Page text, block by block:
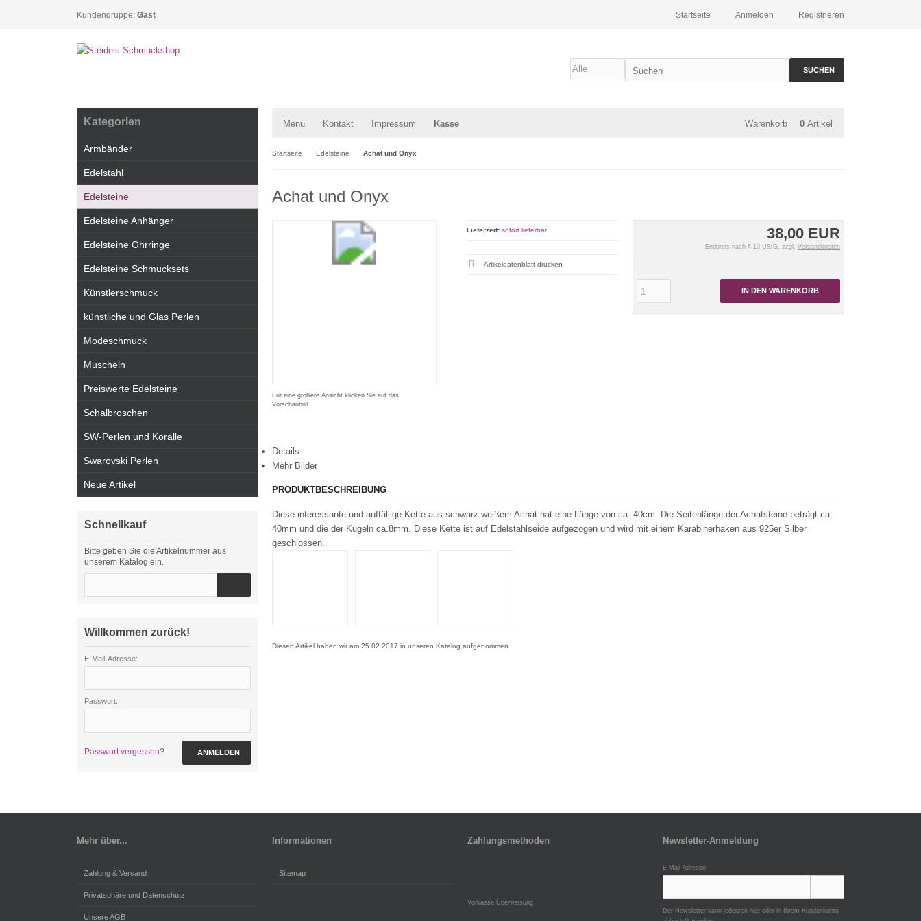
Kundengruppe: Gast Registrieren
Anmelden
Startseite
SUCHEN
Menü Kontakt Impressum Kasse Warenkorb 0 Artikel
Startseite Edelsteine Achat und Onyx
Achat und Onyx
Für eine größere Ansicht klicken Sie auf das
Vorschaubild
38,00 EUR
Endpreis nach § 19 UStG. zzgl. Versandkosten
IN DEN WARENKORB
Lieferzeit: sofort lieferbar
Artikeldatenblatt drucken
Details
Mehr Bilder
PRODUKTBESCHREIBUNG
Diese interessante und auffällige Kette aus schwarz weißem Achat hat eine Länge von ca. 40cm. Die Seitenlänge der Achatsteine beträgt ca.
40mm und die der Kugeln ca.8mm. Diese Kette ist auf Edelstahlseide aufgezogen und wird mit einem Karabinerhaken aus 925er Silber
geschlossen.
Diesen Artikel haben wir am 25.02.2017 in unseren Katalog aufgenommen.
Kategorien
Armbänder
Edelstahl
Edelsteine
Edelsteine Anhänger
Edelsteine Ohrringe
Edelsteine Schmucksets
Künstlerschmuck
künstliche und Glas Perlen
Modeschmuck
Muscheln
Preiswerte Edelsteine
Schalbroschen
SW-Perlen und Koralle
Swarovski Perlen
Neue Artikel
Schnellkauf
Bitte geben Sie die Artikelnummer aus
unserem Katalog ein.
Willkommen zurück!
E-Mail-Adresse:
Passwort:
Passwort vergessen? ANMELDEN
Mehr über...
Zahlung & Versand
Privatsphäre und Datenschutz
Unsere AGB
Informationen
Sitemap
Zahlungsmethoden
Vorkasse Überweisung
Newsletter-Anmeldung
E-Mail-Adresse:
Der Newsletter kann jederzeit hier oder in Ihrem Kundenkonto